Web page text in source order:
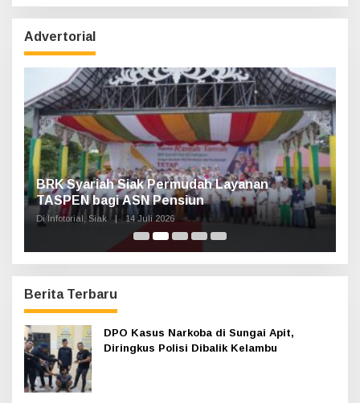
i
u
n
:
Advertorial
BRK Syariah Siak Permudah Layanan
TASPEN bagi ASN Pensiun
Di Infotorial, Siak | 14 Juli 2026
Berita Terbaru
DPO Kasus Narkoba di Sungai Apit,
Diringkus Polisi Dibalik Kelambu